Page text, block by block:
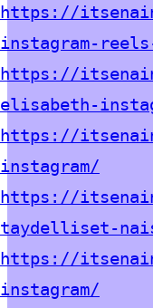
https://
instagram-
https://
elisabeth-
https://
instagram/
https://
taydelliset-
https://
instagram/